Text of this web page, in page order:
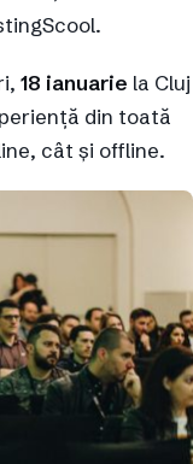
18 ianuarie la Cluj
din toată
cât și offline.